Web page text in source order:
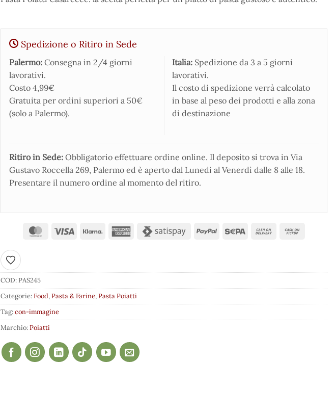
Spedizione o Ritiro in Sede
Palermo: Consegna in 2/4 giorni
lavorativi.
Costo 4,99€
Gratuita per ordini superiori a 50€
(solo a Palermo).
Italia: Spedizione da 3 a 5 giorni
lavorativi.
Il costo di spedizione verrà calcolato
in base al peso dei prodotti e alla zona
di destinazione
Ritiro in Sede: Obbligatorio effettuare ordine online. Il deposito si trova in Via
Gustavo Roccella 269, Palermo ed è aperto dal Lunedì al Venerdì dalle 8 alle 18.
Presentare il numero ordine al momento del ritiro.
Aggiungi ai preferiti
COD:PAS245
Categorie:Food,Pasta & Farine,Pasta Poiatti
Tag:con-immagine
Marchio:Poiatti